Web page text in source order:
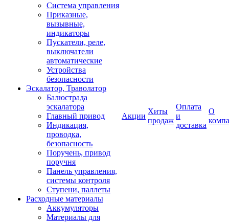
Система управления
Приказные,
вызывные,
индикаторы
Пускатели, реле,
выключатели
автоматические
Устройства
безопасности
Эскалатор, Траволатор
Балюстрада
эскалатора
Главный привод
Индикация,
проводка,
безопасность
Поручень, привод
поручня
Панель управления,
системы контроля
Ступени, паллеты
Расходные материалы
Аккумуляторы
Материалы для
Акции
Хиты
продаж
Оплата
и
доставка
О